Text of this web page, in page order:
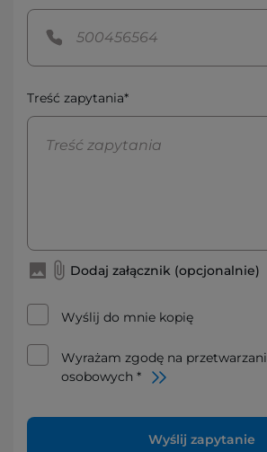
Treść zapytania*
Dodaj załącznik (opcjonalnie)
Wyślij do mnie kopię
Wyrażam zgodę na
osobowych *
Wyślij zapytanie